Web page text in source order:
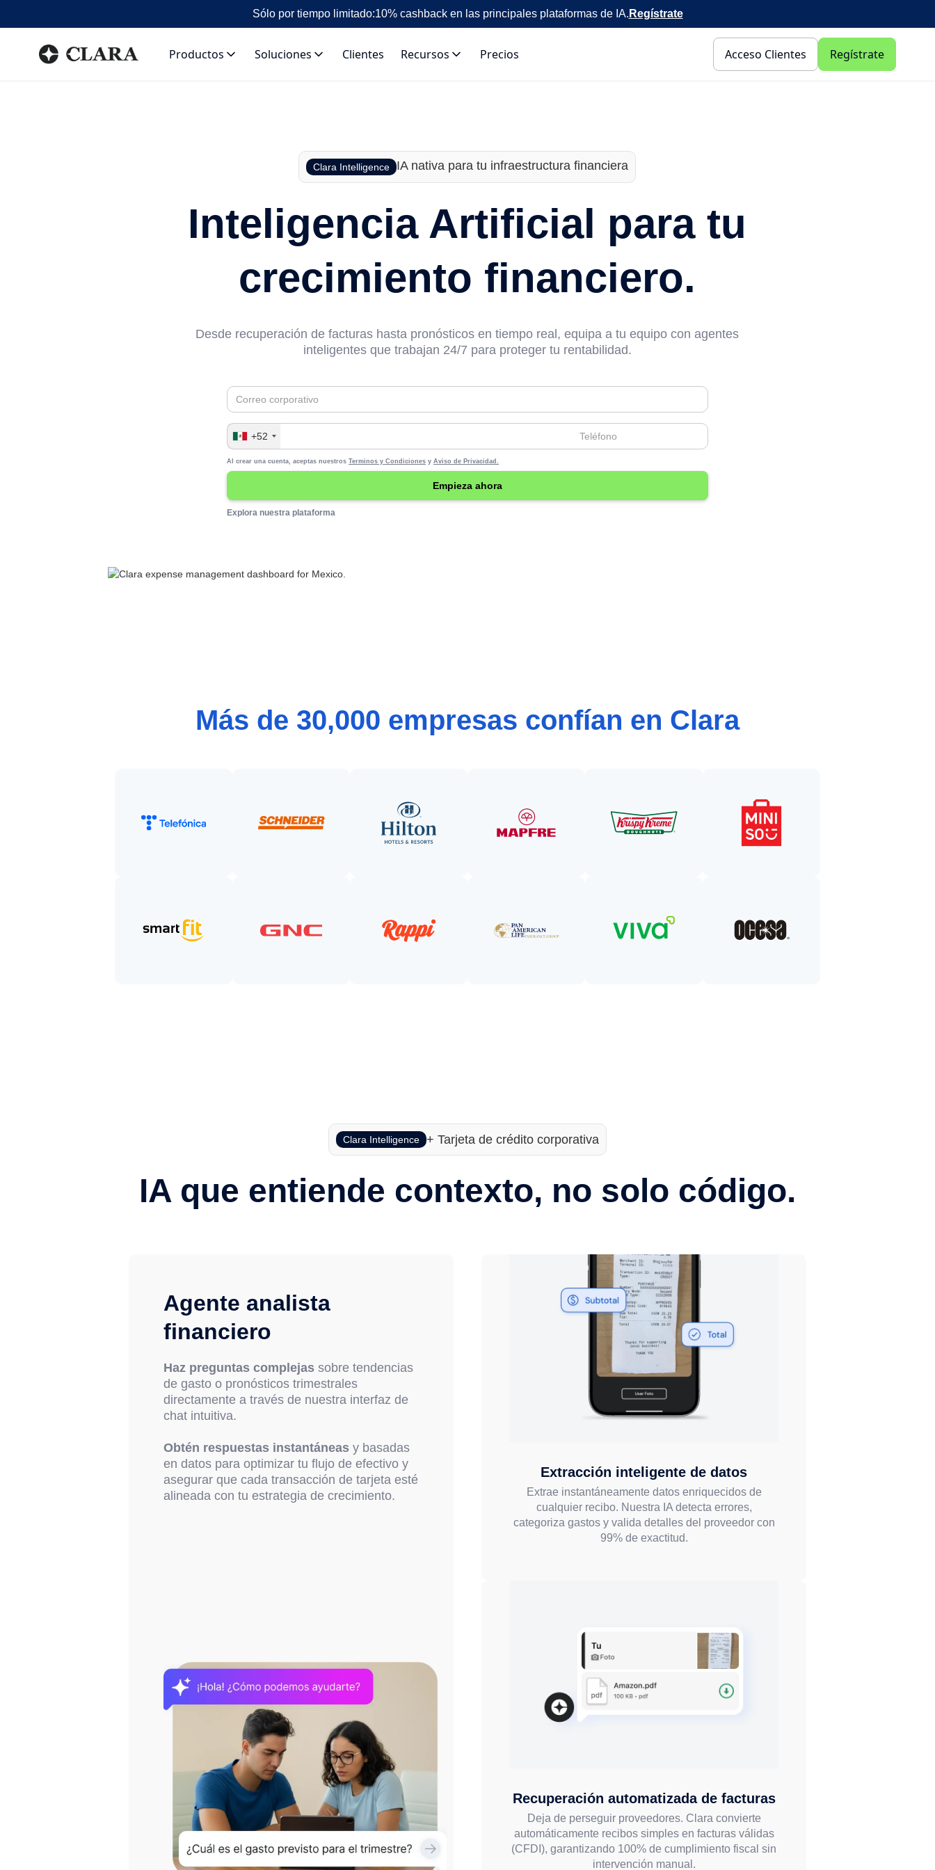
Sólo por tiempo limitado:10% cashback en las principales plataformas de IA. Regístrate
Productos Soluciones Clientes Recursos Precios Acceso Clientes Regístrate
Clara Intelligence IA nativa para tu infraestructura financiera
Inteligencia Artificial para tu
crecimiento financiero.
Desde recuperación de facturas hasta pronósticos en tiempo real, equipa a tu equipo con agentes
inteligentes que trabajan 24/7 para proteger tu rentabilidad.
+52
Al crear una cuenta, aceptas nuestros Terminos y Condicionesy Aviso de Privacidad.
Explora nuestra plataforma
Más de 30,000 empresas confían en Clara
Clara Intelligence + Tarjeta de crédito corporativa
IA que entiende contexto, no solo código.
Agente analista
financiero
Haz preguntas complejassobre tendencias
de gasto o pronósticos trimestrales
directamente a través de nuestra interfaz de
chat intuitiva.
Obtén respuestas instantáneasy basadas
en datos para optimizar tu flujo de efectivo y
asegurar que cada transacción de tarjeta esté
alineada con tu estrategia de crecimiento.
Extracción inteligente de datos
Extrae instantáneamente datos enriquecidos de
cualquier recibo. Nuestra IA detecta errores,
categoriza gastos y valida detalles del proveedor con
99% de exactitud.
Recuperación automatizada de facturas
Deja de perseguir proveedores. Clara convierte
automáticamente recibos simples en facturas válidas
(CFDI), garantizando 100% de cumplimiento fiscal sin
intervención manual.